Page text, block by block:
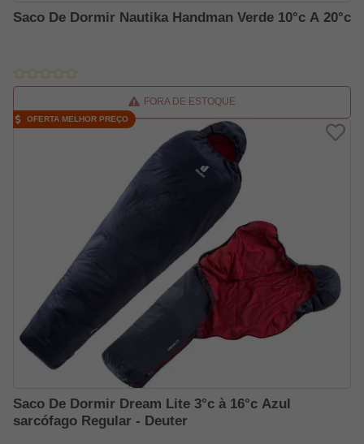
Saco De Dormir Nautika Handman Verde 10°c A 20°c
FORA DE ESTOQUE
Saco De Dormir Dream Lite 3°c à 16°c Azul
sarcófago Regular - Deuter
OFERTA MELHOR PREÇO